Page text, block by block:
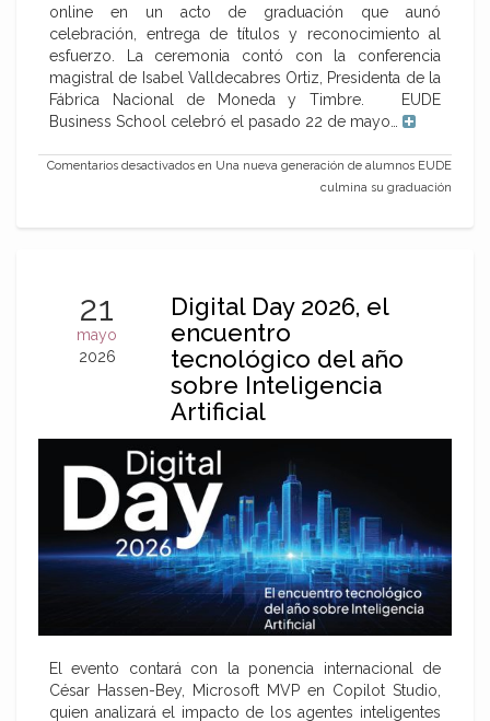
online en un acto de graduación que aunó
celebración, entrega de títulos y reconocimiento al
esfuerzo. La ceremonia contó con la conferencia
magistral de Isabel Valldecabres Ortiz, Presidenta de la
Fábrica Nacional de Moneda y Timbre. EUDE
Business School celebró el pasado 22 de mayo…
Comentarios desactivados en Una nueva generación de alumnos EUDE
culmina su graduación
21
mayo
2026
Digital Day 2026, el
encuentro
tecnológico del año
sobre Inteligencia
Artificial
El evento contará con la ponencia internacional de
César Hassen-Bey, Microsoft MVP en Copilot Studio,
quien analizará el impacto de los agentes inteligentes